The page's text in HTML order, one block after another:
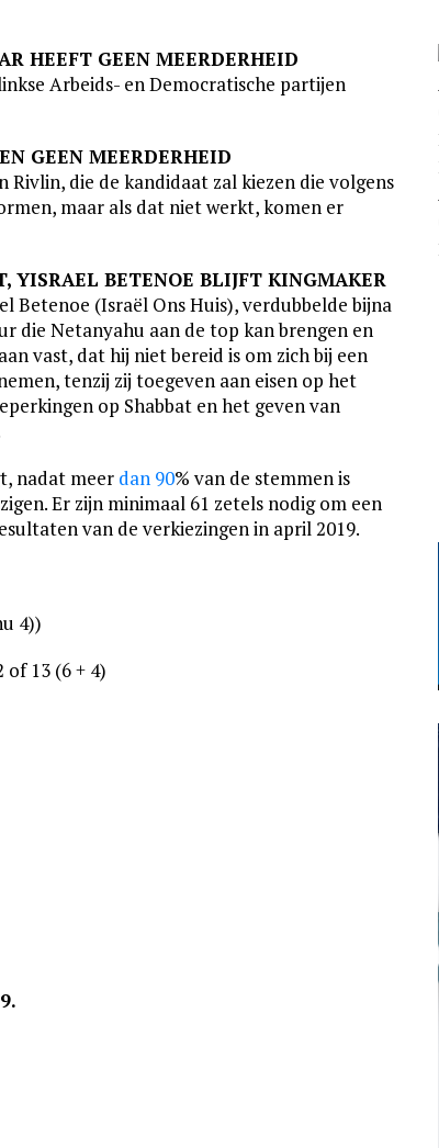
HEEFT GEEN MEERDERHEID
Arbeids- en Democratische partijen
GEEN MEERDERHEID
Rivlin, die de kandidaat zal kiezen die volgens
maar als dat niet werkt, komen er
YISRAEL BETENOE BLIJFT KINGMAKER
Betenoe (Israël Ons Huis), verdubbelde bijna
die Netanyahu aan de top kan brengen en
vast, dat hij niet bereid is om zich bij een
tenzij zij toegeven aan eisen op het
op Shabbat en het geven van
nadat meer dan 90% van de stemmen is
Er zijn minimaal 61 zetels nodig om een
van de verkiezingen in april 2019.
4))
13 (6 + 4)